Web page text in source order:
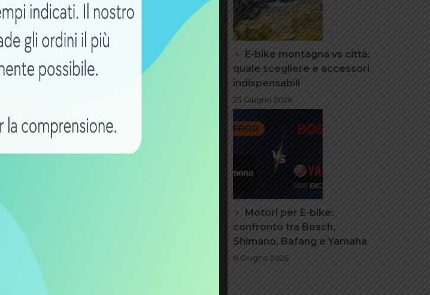
anche i 32 km/h. Vi sono poi altri
non si può andare più veloci di così?
insomma fare affidamento alle
di mezzi:
base alle esigenze e all’anatomia della
il motore elettrico al minimo e
fare un maggiore sforzo e l’esercizio
contro, invece, la bici a pedalata
ci si vuole solamente divertire senza
E-bike montagna vs città:
quale scegliere e accessori
indispensabili
23 Giugno 2026
Motori per E-bike:
confronto tra Bosch,
Shimano, Bafang e Yamaha
8 Giugno 2026